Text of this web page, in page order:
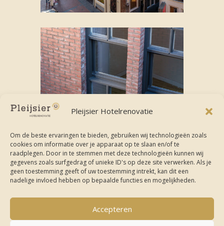
Pleijsier Hotelrenovatie
Om de beste ervaringen te bieden, gebruiken wij technologieën zoals
cookies om informatie over je apparaat op te slaan en/of te
raadplegen. Door in te stemmen met deze technologieën kunnen wij
gegevens zoals surfgedrag of unieke ID's op deze site verwerken. Als je
geen toestemming geeft of uw toestemming intrekt, kan dit een
nadelige invloed hebben op bepaalde functies en mogelijkheden.
Accepteren